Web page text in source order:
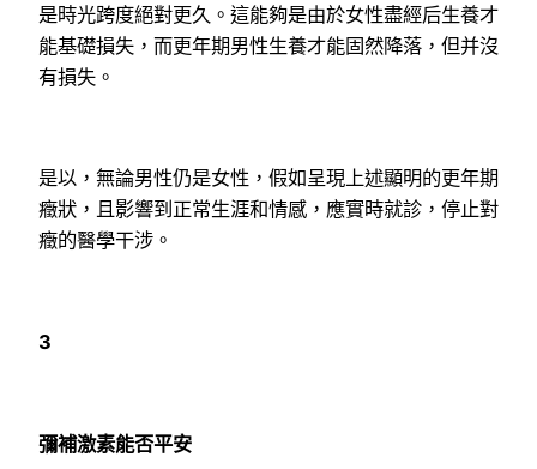
是時光跨度絕對更久。這能夠是由於女性盡經后生養才
能基礎損失，而更年期男性生養才能固然降落，但并沒
有損失。
是以，無論男性仍是女性，假如呈現上述顯明的更年期
癥狀，且影響到正常生涯和情感，應實時就診，停止對
癥的醫學干涉。
3
彌補激素能否平安